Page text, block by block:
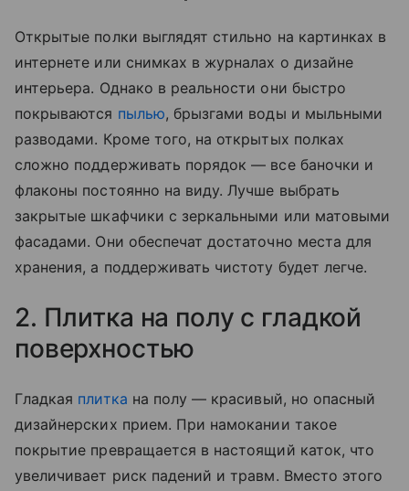
Открытые полки выглядят стильно на картинках в
интернете или снимках в журналах о дизайне
интерьера. Однако в реальности они быстро
покрываются пылью, брызгами воды и мыльными
разводами. Кроме того, на открытых полках
сложно поддерживать порядок — все баночки и
флаконы постоянно на виду. Лучше выбрать
закрытые шкафчики с зеркальными или матовыми
фасадами. Они обеспечат достаточно места для
хранения, а поддерживать чистоту будет легче.
2. Плитка на полу с гладкой
поверхностью
Гладкая плитка на полу — красивый, но опасный
дизайнерских прием. При намокании такое
покрытие превращается в настоящий каток, что
увеличивает риск падений и травм. Вместо этого